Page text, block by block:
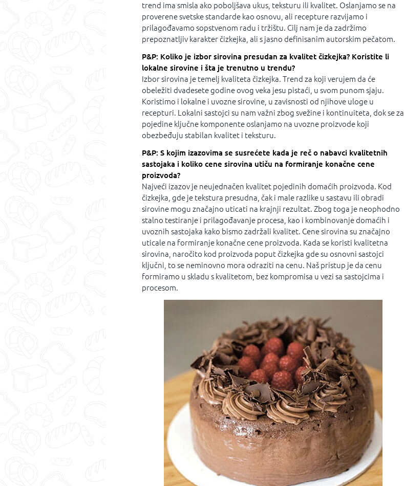
trend ima smisla ako poboljšava ukus, teksturu ili kvalitet. Oslanjamo se na
proverene svetske standarde kao osnovu, ali recepture razvijamo i
prilagođavamo sopstvenom radu i tržištu. Cilj nam je da zadržimo
prepoznatljiv karakter čizkejka, ali s jasno definisanim autorskim pečatom.
P&P: Koliko je izbor sirovina presudan za kvalitet čizkejka? Koristite li
lokalne sirovine i šta je trenutno u trendu?
Izbor sirovina je temelj kvaliteta čizkejka. Trend za koji verujem da će
obeležiti dvadesete godine ovog veka jesu pistaći, u svom punom sjaju.
Koristimo i lokalne i uvozne sirovine, u zavisnosti od njihove uloge u
recepturi. Lokalni sastojci su nam važni zbog svežine i kontinuiteta, dok se za
pojedine ključne komponente oslanjamo na uvozne proizvode koji
obezbeđuju stabilan kvalitet i teksturu.
P&P: S kojim izazovima se susrećete kada je reč o nabavci kvalitetnih
sastojaka i koliko cene sirovina utiču na formiranje konačne cene
proizvoda?
Najveći izazov je neujednačen kvalitet pojedinih domaćih proizvoda. Kod
čizkejka, gde je tekstura presudna, čak i male razlike u sastavu ili obradi
sirovine mogu značajno uticati na krajnji rezultat. Zbog toga je neophodno
stalno testiranje i prilagođavanje procesa, kao i kombinovanje domaćih i
uvoznih sastojaka kako bismo zadržali kvalitet. Cene sirovina su značajno
uticale na formiranje konačne cene proizvoda. Kada se koristi kvalitetna
sirovina, naročito kod proizvoda poput čizkejka gde su osnovni sastojci
ključni, to se neminovno mora odraziti na cenu. Naš pristup je da cenu
formiramo u skladu s kvalitetom, bez kompromisa u vezi sa sastojcima i
procesom.